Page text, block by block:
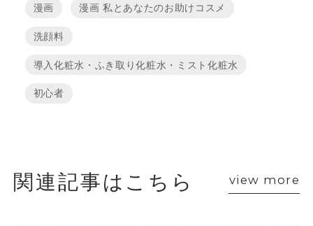
漫画 漫画 私とあなたのお助けコスメ
洗顔料
導入化粧水・ふき取り化粧水・ミスト化粧水
初心者
関連記事はこちら view more